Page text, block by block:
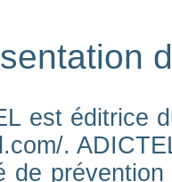
est éditrice
.
de